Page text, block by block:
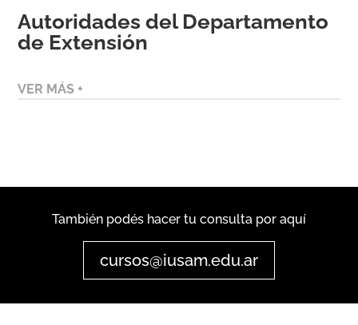
Autoridades del Departamento
de Extensión
VER MÁS +
También podés hacer tu consulta por aquí
cursos@iusam.edu.ar